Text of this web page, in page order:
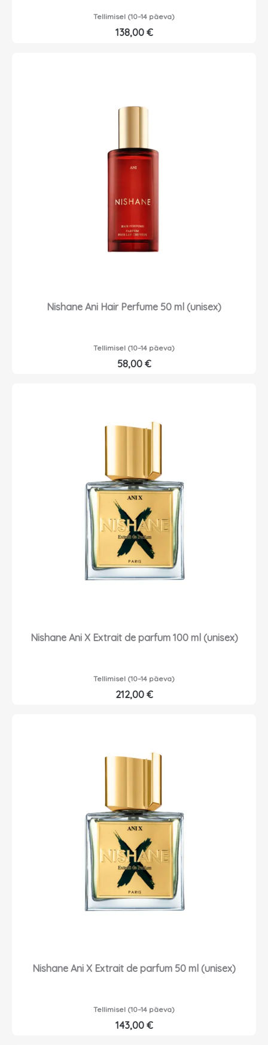
Tellimisel (10–14 päeva)
138,00 €
Nishane Ani Hair Perfume 50 ml (unisex)
Tellimisel (10–14 päeva)
58,00 €
Nishane Ani X Extrait de parfum 100 ml (unisex)
Tellimisel (10–14 päeva)
212,00 €
Nishane Ani X Extrait de parfum 50 ml (unisex)
Tellimisel (10–14 päeva)
143,00 €